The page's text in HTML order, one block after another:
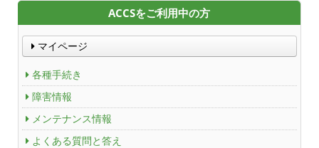
ACCSをご利用中の方
マイページ
各種手続き
障害情報
メンテナンス情報
よくある質問と答え
Service guidance (in English)
Channel Table
ACCSTV
ACCSnet